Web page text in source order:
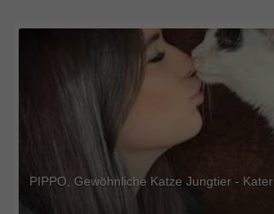
PIPPO, Gewöhnliche Katze Jungtier - Kater